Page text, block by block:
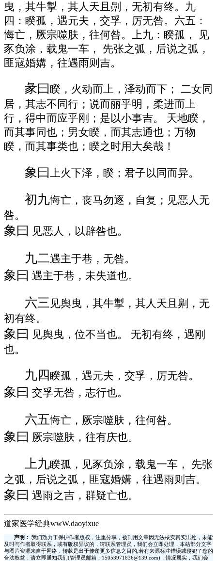
曳，其牛掣，其人天且劓，无初有终。九
四：睽孤，遇元夫，交孚，厉无咎。六五：
悔亡，厥宗噬肤，往何咎。上九：睽孤， 见
豕负涂，载鬼一车， 先张之弧，后说之弧，
匪寇婚媾，往遇雨则吉。
彖曰睽，火动而上，泽动而下； 二女同
居，其志不同行；说而丽乎明，柔进而上
行，得中而应乎刚；是以小事吉。 天地睽，
而其事同也；男女睽，而其志通也；万物
睽，而其事类也；睽之时用大矣哉！
象曰 上火下泽，睽；君子以同而异。
初九悔亡，丧马勿逐，自复；见恶人无
咎。
象曰 见恶人，以辟咎也。
九二遇主于巷，无咎。
象曰 遇主于巷，未失道也。
六三 见舆曳，其牛掣，其人天且劓，无
初有终。
象曰 见舆曳，位不当也。 无初有终，遇刚
也。
九四睽孤，遇元夫，交孚，厉无咎。
象曰 交孚无咎，志行也。
六五悔亡，厥宗噬肤，往何咎。
象曰 厥宗噬肤，往有庆也。
上九睽孤，见豕负涂，载鬼一车， 先张
之弧，后说之弧，匪寇婚媾，往遇雨则吉。
象曰 遇雨之吉，群疑亡也。
道家医学经典wwW.daoyixue
声明：
我们致力于保护作者版权，注重分享，被刊用文章因无法核实真实出处，未能
及时与作者取得联系，或有版权异议的，请联系管理员，我们会立即处理，本站部分文字
与图片资源来自于网络，转载是出于传递更多信息之目的,若有来源标注错误或侵犯了您的
合法权益，请立即通知我们(管理员邮箱：15053971836@139.com)，情况属实，我们会